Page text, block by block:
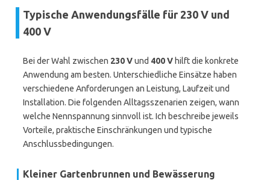
Typische Anwendungsfälle für 230 V und
400 V
Bei der Wahl zwischen 230 Vund 400 V hilft die konkrete
Anwendung am besten. Unterschiedliche Einsätze haben
verschiedene Anforderungen an Leistung, Laufzeit und
Installation. Die folgenden Alltagsszenarien zeigen, wann
welche Nennspannung sinnvoll ist. Ich beschreibe jeweils
Vorteile, praktische Einschränkungen und typische
Anschlussbedingungen.
Kleiner Gartenbrunnen und Bewässerung